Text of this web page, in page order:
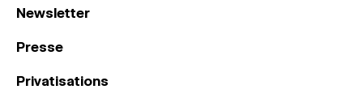
Newsletter
Presse
Privatisations